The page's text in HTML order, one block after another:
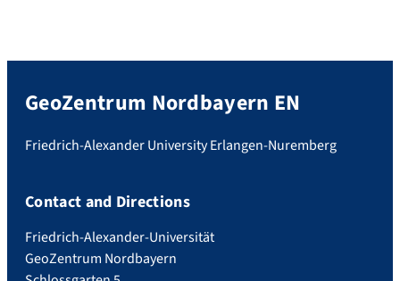
GeoZentrum Nordbayern EN
Friedrich-Alexander University Erlangen-Nuremberg
Contact and Directions
Friedrich-Alexander-Universität
GeoZentrum Nordbayern